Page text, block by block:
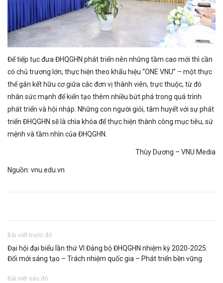
Để tiếp tục đưa ĐHQGHN phát triển nên những tầm cao mới thì cần
có chủ trương lớn, thực hiện theo khẩu hiệu “ONE VNU” – một thực
thể gắn kết hữu cơ giữa các đơn vị thành viên, trực thuộc, từ đó
nhân sức mạnh để kiến tạo thêm nhiều bứt phá trong quá trình
phát triển và hội nhập. Những con người giỏi, tâm huyết với sự phát
triển ĐHQGHN sẽ là chìa khóa để thực hiện thành công mục tiêu, sứ
mệnh và tầm nhìn của ĐHQGHN.
Thùy Dương – VNU Media
Nguồn: vnu.edu.vn
Bài viết trước đó
Đại hội đại biểu lần thứ VI Đảng bộ ĐHQGHN nhiệm kỳ 2020-2025:
Đổi mới sáng tạo – Trách nhiệm quốc gia – Phát triển bền vững
Bài viết sau đó